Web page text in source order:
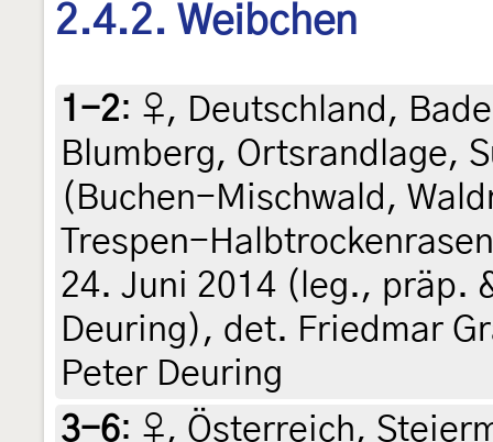
2.4.2. Weibchen
1-2: ♀, Deutschland,
Blumberg, Ortsrandlage,
(Buchen-Mischwald,
Trespen-
24. Juni 2014 (leg., präp.
Deuring), det. Friedmar
Peter Deuring
3-6: ♀, Österreich,